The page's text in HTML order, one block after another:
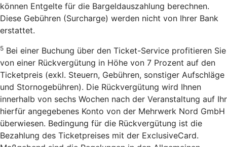
können Entgelte für die Bargeldauszahlung berechnen.
Diese Gebühren (Surcharge) werden nicht von Ihrer Bank
erstattet.
5 Bei einer Buchung über den Ticket-Service profitieren Sie
von einer Rückvergütung in Höhe von 7 Prozent auf den
Ticketpreis (exkl. Steuern, Gebühren, sonstiger Aufschläge
und Stornogebühren). Die Rückvergütung wird Ihnen
innerhalb von sechs Wochen nach der Veranstaltung auf Ihr
hierfür angegebenes Konto von der Mehrwerk Nord GmbH
überwiesen. Bedingung für die Rückvergütung ist die
Bezahlung des Ticketpreises mit der ExclusiveCard.